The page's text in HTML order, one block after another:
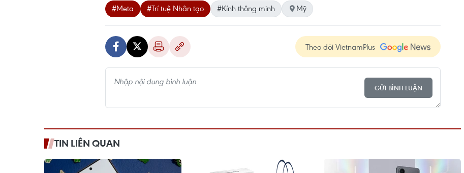
#Meta #Trí tuệ Nhân tạo #Kính thông minh Mỹ
Theo dõi VietnamPlus
GỬI BÌNH LUẬN
TIN LIÊN QUAN